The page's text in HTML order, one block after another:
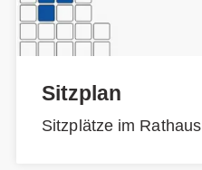
Sitzplan
Sitzplätze im Rathaus